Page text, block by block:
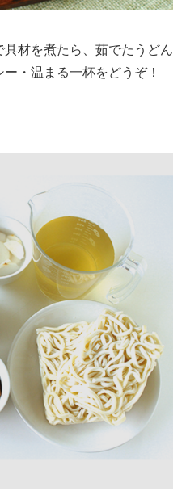
材を煮たら、茹でたうどん
・温まる一杯をどうぞ！